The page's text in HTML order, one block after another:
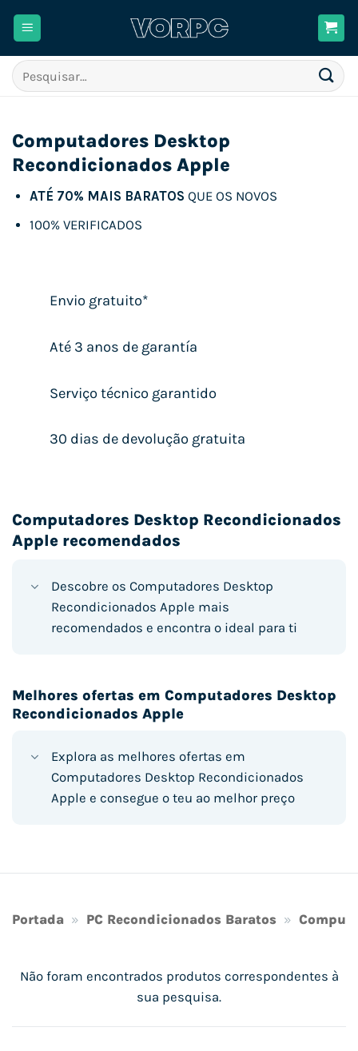
Pesquisar
por:
Computadores Desktop
Recondicionados Apple
ATÉ 70% MAIS BARATOS QUE OS NOVOS
100% VERIFICADOS
Envio gratuito*
Até 3 anos de garantía
Serviço técnico garantido
30 dias de devolução gratuita
Computadores Desktop Recondicionados
Apple recomendados
Descobre os Computadores Desktop
Recondicionados Apple mais
recomendados e encontra o ideal para ti
Melhores ofertas em Computadores Desktop
Recondicionados Apple
Explora as melhores ofertas em
Computadores Desktop Recondicionados
Apple e consegue o teu ao melhor preço
Portada » PC Recondicionados Baratos »
Não foram encontrados produtos correspondentes à
sua pesquisa.